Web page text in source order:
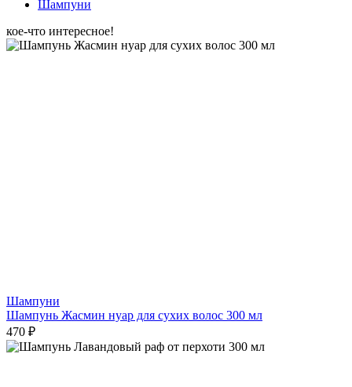
Шампуни
кое-что интересное!
Шампуни
Шампунь Жасмин нуар для сухих волос 300 мл
470 ₽